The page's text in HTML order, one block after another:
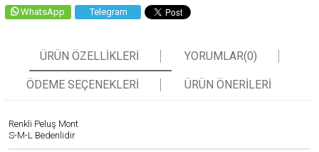
WhatsApp Telegram
ÜRÜN ÖZELLIKLERI YORUMLAR(0)
ÖDEME SEÇENEKLERI ÜRÜN ÖNERILERI
Renkli Peluş Mont
S-M-L Bedenlidir